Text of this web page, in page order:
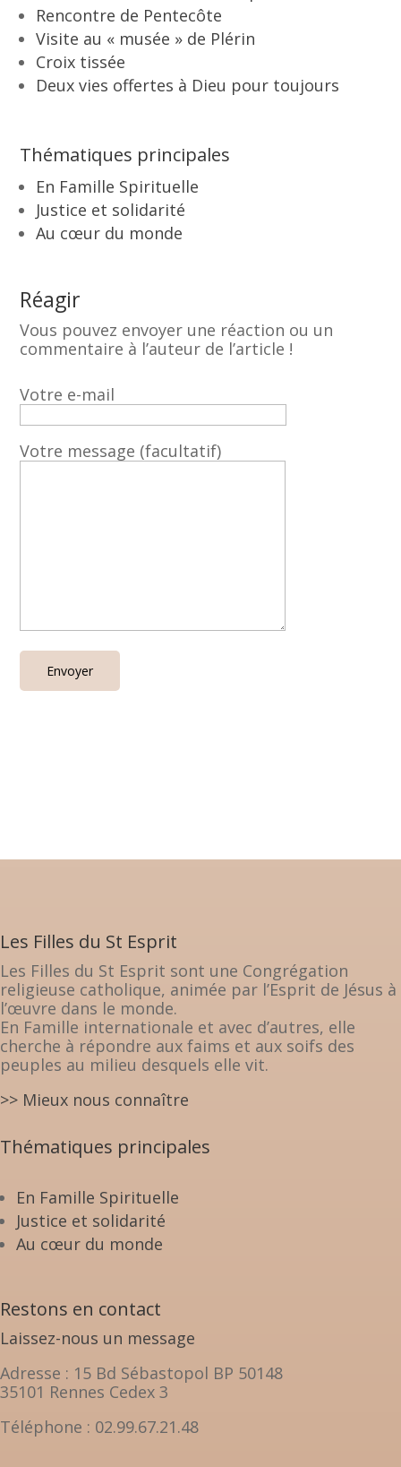
Rencontre de Pentecôte
Visite au « musée » de Plérin
Croix tissée
Deux vies offertes à Dieu pour toujours
Thématiques principales
En Famille Spirituelle
Justice et solidarité
Au cœur du monde
Réagir
Vous pouvez envoyer une réaction ou un
commentaire à l’auteur de l’article !
Votre e-mail
Votre message (facultatif)
Les Filles du St Esprit
Les Filles du St Esprit sont une Congrégation
religieuse catholique, animée par l’Esprit de Jésus à
l’œuvre dans le monde.
En Famille internationale et avec d’autres, elle
cherche à répondre aux faims et aux soifs des
peuples au milieu desquels elle vit.
>> Mieux nous connaître
Thématiques principales
En Famille Spirituelle
Justice et solidarité
Au cœur du monde
Restons en contact
Laissez-nous un message
Adresse : 15 Bd Sébastopol BP 50148
35101 Rennes Cedex 3
Téléphone : 02.99.67.21.48